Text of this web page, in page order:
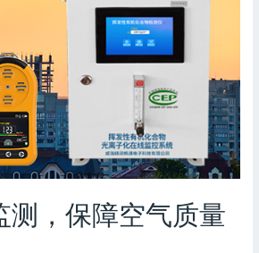
测，保障空气质量